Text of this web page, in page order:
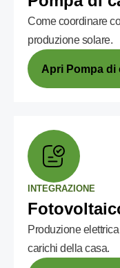
Come coordinare
produzione solare.
Apri Pompa di
INTEGRAZIONE
Produzione
carichi della casa.